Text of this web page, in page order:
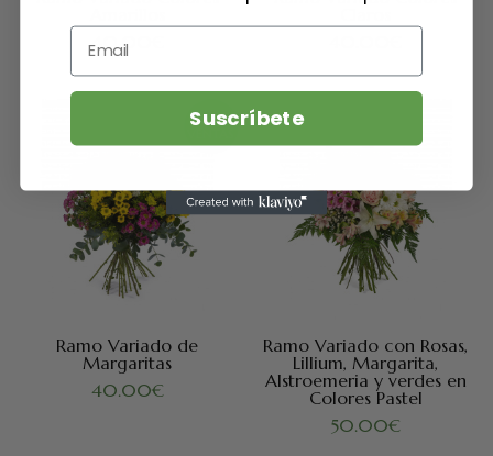
40.00
TOP
Ramo Variado de
Margaritas
40.00€
Ramo Variado con Rosas,
Lillium, Margarita,
Alstroemeria y verdes en
Colores Pastel
50.00€
Suscríbete